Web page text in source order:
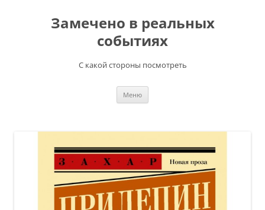
содержимомуЗамечено в реальных
событиях
С какой стороны посмотреть
Меню